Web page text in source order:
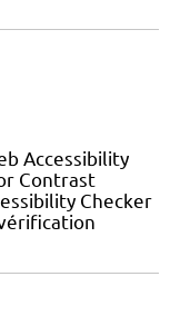
Accessibility
Contrast
Checker